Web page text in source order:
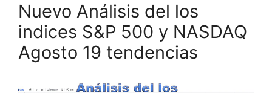
Nuevo Análisis del los
indices S&P 500 y NASDAQ
Agosto 19 tendencias